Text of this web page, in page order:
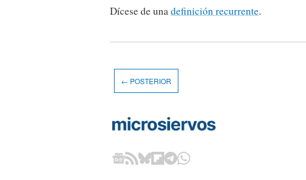
Dícese de unadefinición recurrente.
← POSTERIOR